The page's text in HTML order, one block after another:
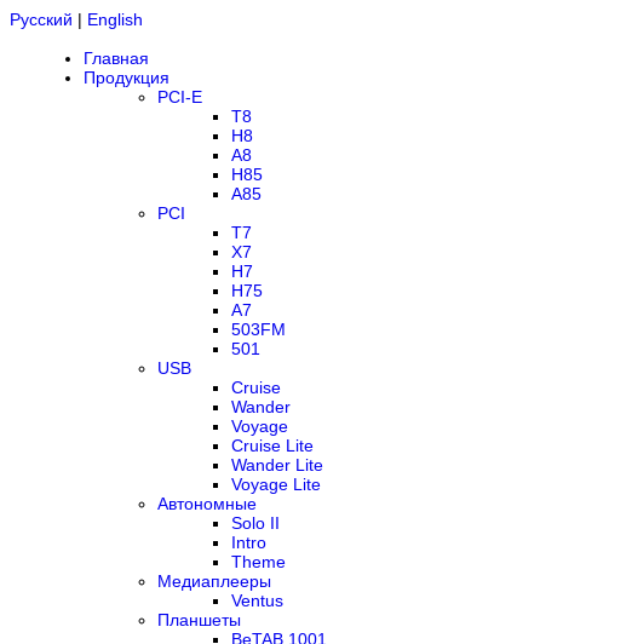
Русский | English
Главная
Продукция
PCI-E
T8
H8
A8
H85
A85
PCI
T7
X7
H7
H75
A7
503FM
501
USB
Cruise
Wander
Voyage
Cruise Lite
Wander Lite
Voyage Lite
Автономные
Solo II
Intro
Theme
Медиаплееры
Ventus
Планшеты
BeTAB 1001